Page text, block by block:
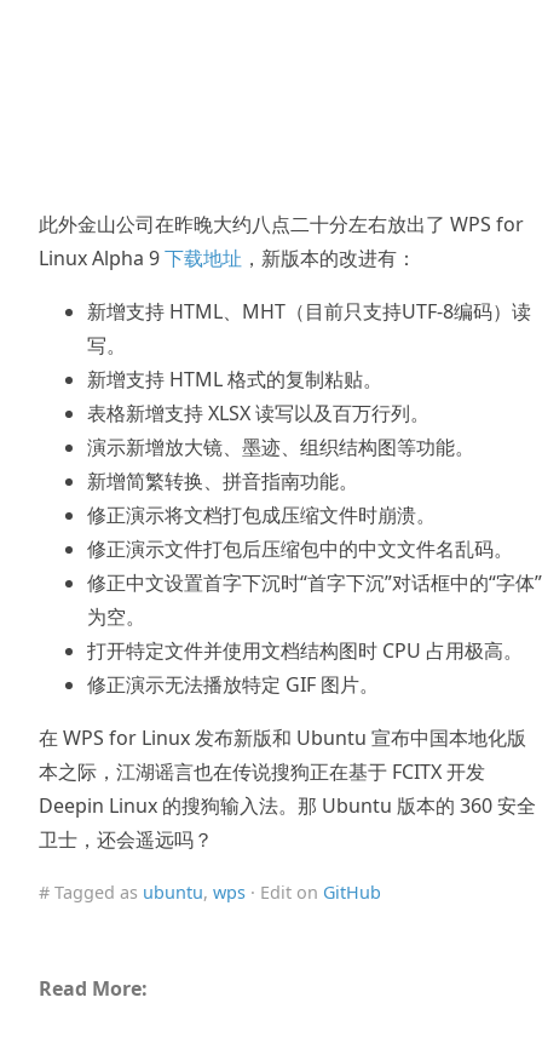
此外金山公司在昨晚大约八点二十分左右放出了 WPS for
Linux Alpha 9下载地址 ，新版本的改进有：
新增支持 HTML、MHT（目前只支持UTF-8编码）读
写。
新增支持 HTML 格式的复制粘贴。
表格新增支持 XLSX 读写以及百万行列。
演示新增放大镜、墨迹、组织结构图等功能。
新增简繁转换、拼音指南功能。
修正演示将文档打包成压缩文件时崩溃。
修正演示文件打包后压缩包中的中文文件名乱码。
修正中文设置首字下沉时“首字下沉”对话框中的“字体”
为空。
打开特定文件并使用文档结构图时 CPU 占用极高。
修正演示无法播放特定 GIF 图片。
在 WPS for Linux 发布新版和 Ubuntu 宣布中国本地化版
本之际，江湖谣言也在传说搜狗正在基于 FCITX 开发
Deepin Linux 的搜狗输入法。那 Ubuntu 版本的 360 安全
卫士，还会遥远吗？
# Tagged as ubuntu, wps · Edit on GitHub
Read More: